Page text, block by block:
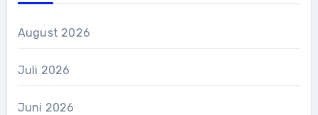
August 2026
Juli 2026
Juni 2026